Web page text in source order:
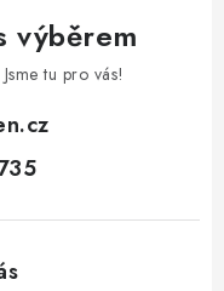
výběrem
tu pro vás!